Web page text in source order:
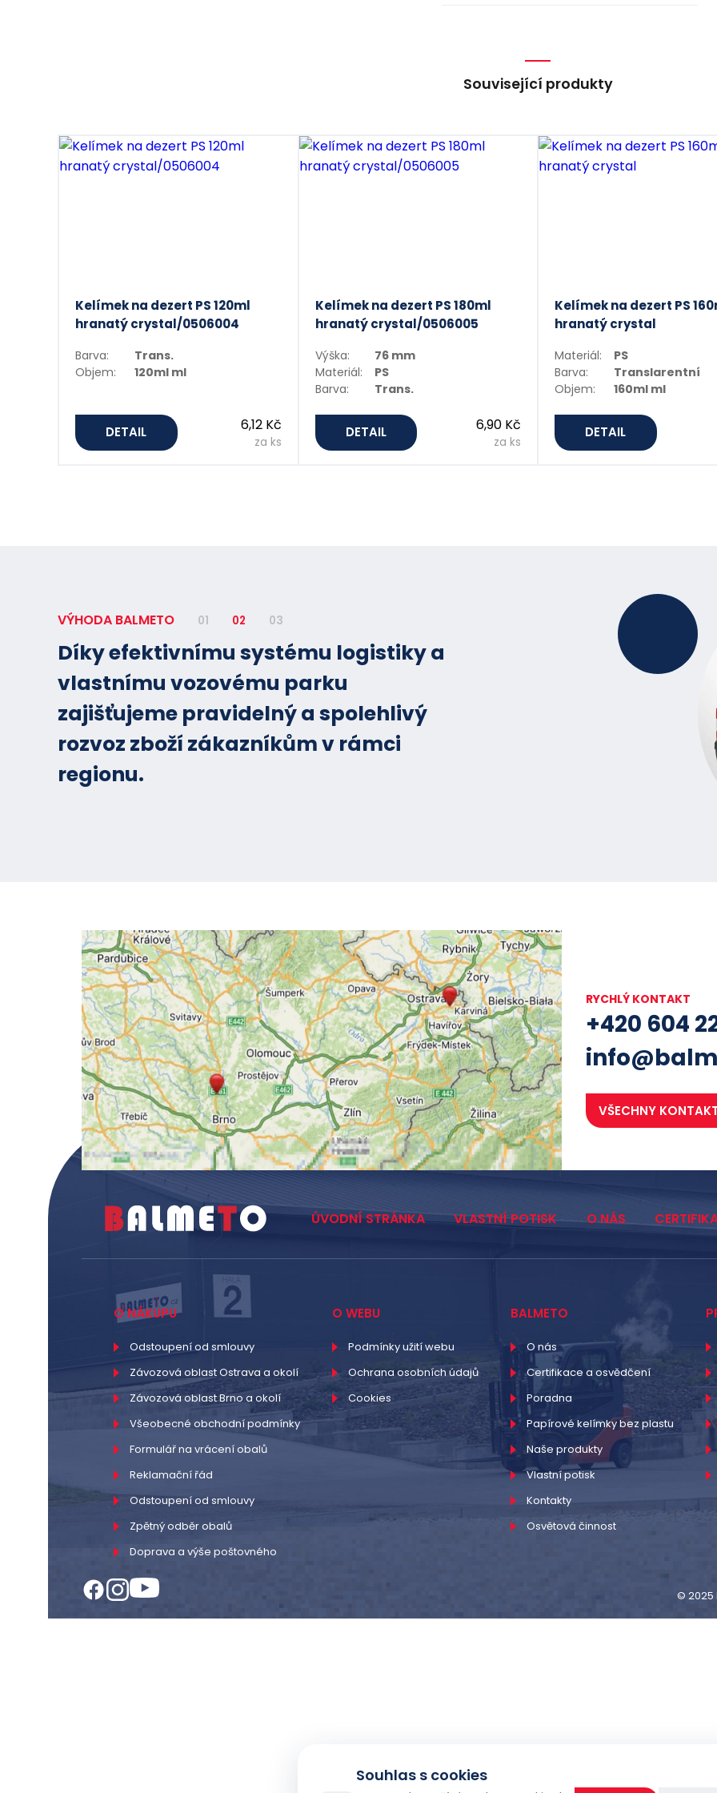
Související produkty
Kelímek na dezert PS 120ml
hranatý crystal/0506004
Barva:
Trans.
Objem:
120ml ml
DETAIL 6,12 Kč
za ks
Kelímek na dezert PS 180ml
hranatý crystal/0506005
Výška:
76 mm
Materiál:
PS
Barva:
Trans.
DETAIL 6,90 Kč
za ks
Kelímek na dezert PS
hranatý crystal
Materiál:
PS
Barva:
Translarentní
Objem:
160ml ml
DETAIL
VÝHODA BALMETO 01 02 03
Díky efektivnímu systému logistiky a
vlastnímu vozovému parku
zajišťujeme pravidelný a spolehlivý
rozvoz zboží zákazníkům v rámci
regionu.
Souhlas s cookies
RYCHLÝ KONTAKT
+420 604
VŠECHNY
ÚVODNÍ STRÁNKA VLASTNÍ POTISK O NÁS
O NÁKUPU
Odstoupení od smlouvy
Závozová oblast Ostrava a okolí
Závozová oblast Brno a okolí
Všeobecné obchodní podmínky
Formulář na vrácení obalů
Reklamační řád
Odstoupení od smlouvy
Zpětný odběr obalů
Doprava a výše poštovného
O WEBU
Podmínky užití webu
Ochrana osobních údajů
Cookies
BALMETO
O nás
Certifikace a osvědčení
Poradna
Papírové kelímky bez plastu
Naše produkty
Vlastní potisk
Kontakty
Osvětová činnost
© 2025